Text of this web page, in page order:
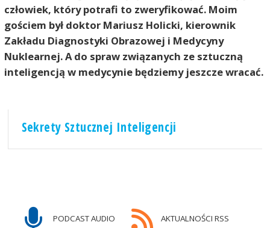
człowiek, który potrafi to zweryfikować. Moim
gościem był doktor Mariusz Holicki, kierownik
Zakładu Diagnostyki Obrazowej i Medycyny
Nuklearnej. A do spraw związanych ze sztuczną
inteligencją w medycynie będziemy jeszcze wracać.
Sekrety Sztucznej Inteligencji
PODCAST AUDIO AKTUALNOŚCI RSS